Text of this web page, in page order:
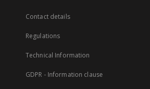
Contact details
Regulations
Technical Information
GDPR - Information clause